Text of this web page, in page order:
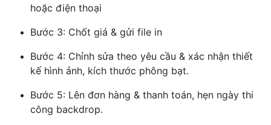
hoặc điện thoại
Bước 3: Chốt giá & gửi file in
Bước 4: Chỉnh sửa theo yêu cầu & xác nhận thiết
kế hình ảnh, kích thước phông bạt.
Bước 5: Lên đơn hàng & thanh toán, hẹn ngày thi
công backdrop.